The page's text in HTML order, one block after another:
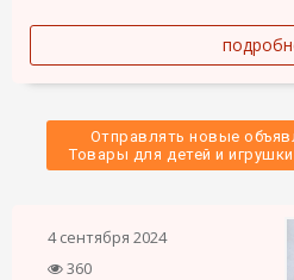
Отправлять новые
Товары для детей и
4 сентября 2024
360